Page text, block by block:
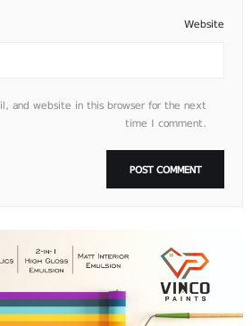
Website
and website in this browser for the next
time I comment.